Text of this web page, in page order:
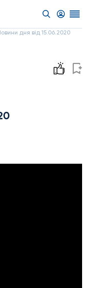
дня від 15.06.2020